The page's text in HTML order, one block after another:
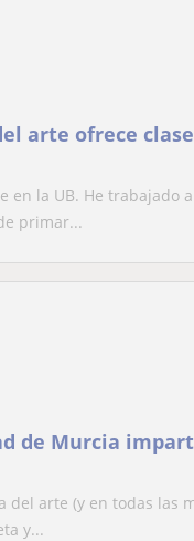
arte ofrece
en la UB. He trabajado
primar...
de Murcia
del arte (y en todas las
y...